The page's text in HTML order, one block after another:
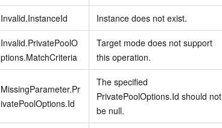
Invalid.InstanceId Instance does not exist.
Invalid.PrivatePoolO
ptions.MatchCriteria
Target mode does not support
this operation.
MissingParameter.Pr
ivatePoolOptions.Id
The specified
PrivatePoolOptions.Id should not
be null.